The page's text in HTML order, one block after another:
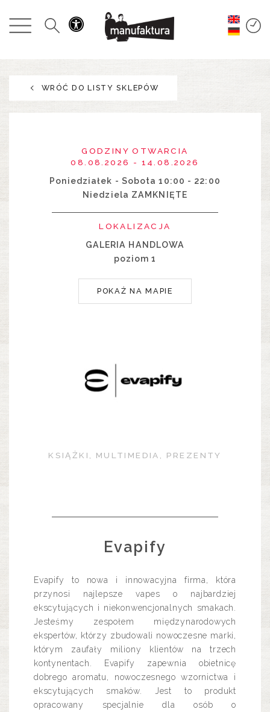
WYDARZENIA
PROMOCJE
RESTAURACJE
WRÓĆ DO LISTY SKLEPÓW
GODZINY OTWARCIA
08.08.2026 - 14.08.2026
Poniedziałek - Sobota 10:00 - 22:00
Niedziela ZAMKNIĘTE
LOKALIZACJA
GALERIA HANDLOWA
poziom 1
POKAŻ NA MAPIE
KSIĄŻKI, MULTIMEDIA, PREZENTY
Evapify
Evapify to nowa i innowacyjna firma, która
przynosi najlepsze vapes o najbardziej
ekscytujących i niekonwencjonalnych smakach.
Jesteśmy zespołem międzynarodowych
ekspertów, którzy zbudowali nowoczesne marki,
którym zaufały miliony klientów na trzech
kontynentach. Evapify zapewnia obietnicę
dobrego aromatu, nowoczesnego wzornictwa i
ekscytujących smaków. Jest to produkt
opracowany specjalnie dla osób o